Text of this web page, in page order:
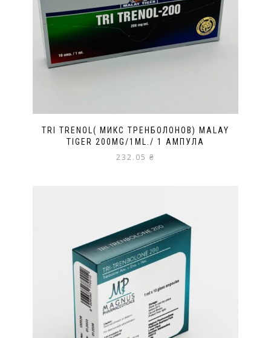
TRI TRENOL( МИКС ТРЕНБОЛОНОВ) MALAY
TIGER 200MG/1ML./ 1 АМПУЛА
232.05 ₴